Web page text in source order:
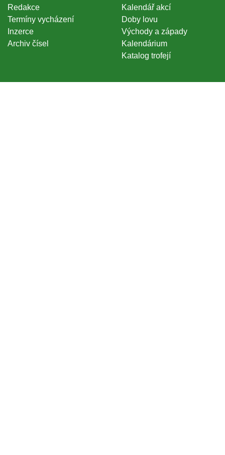
Redakce
Termíny vycházení
Inzerce
Archiv čísel
Kalendář akcí
Doby lovu
Východy a západy
Kalendárium
Katalog trofejí